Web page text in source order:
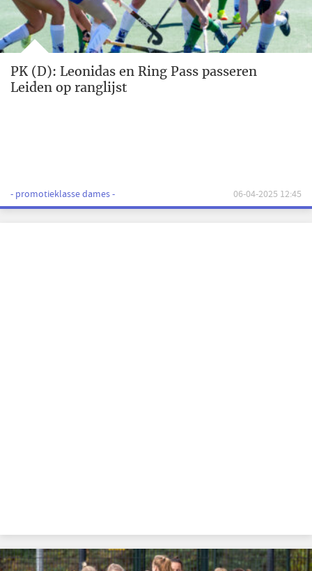
PK (D): Leonidas en Ring Pass passeren
Leiden op ranglijst
- promotieklasse dames - 06-04-2025 12:45